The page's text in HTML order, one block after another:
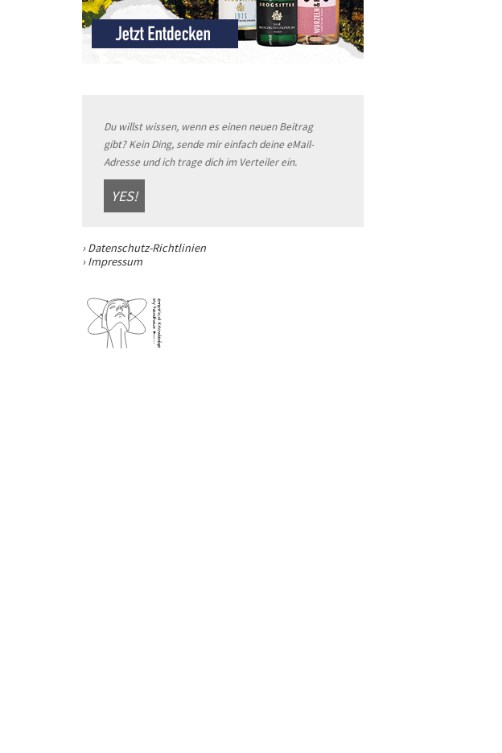
Du willst wissen, wenn es einen neuen Beitrag
gibt? Kein Ding, sende mir einfach deine eMail-
Adresse und ich trage dich im Verteiler ein.
YES!
› Datenschutz-Richtlinien
› Impressum